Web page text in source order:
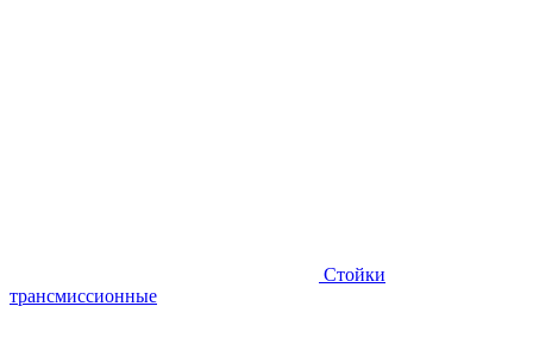
Стойки
трансмиссионные